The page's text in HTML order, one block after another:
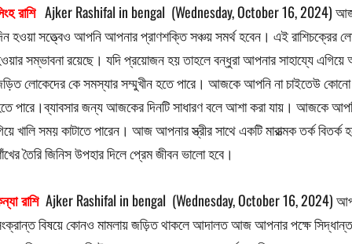
রাশিAjker Rashifal in bengal (Wednesday, October 16, 2024) আজ
হওয়া সত্ত্বেও আপনি আপনার প্রাণশক্তি সঞ্চয় সমর্থ হবেন। এই রাশিচক্রের
সম্ভাবনা রয়েছে। যদি প্রয়োজন হয় তাহলে বন্ধুরা আপনার সাহায্যে
লোকেদের কে সমস্যার সম্মুখীন হতে পারে। আজকে আপনি না চাইতেউ
পারে।ব্যাবসার জন্য আজকের দিনটি সাধারণ বলে আশা করা যায়। আজকে
খালি সময় কাটাতে পারেন। আজ আপনার স্ত্রীর সাথে একটি মারাত্মক তর্ক
তৈরি জিনিস উপহার দিলে প্রেম জীবন ভালো হবে।
রাশি Ajker Rashifal in bengal (Wednesday, October 16, 2024)
বিষয়ে কোনও মামলায় জড়িত থাকলে আদালত আজ আপনার পক্ষে